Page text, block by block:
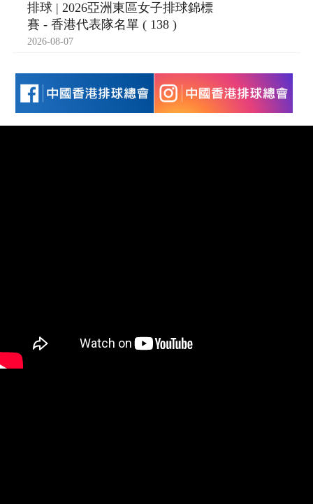
排球 | 2026亞洲東區女子排球錦標
賽 - 香港代表隊名單 ( 138 )
2026-08-07